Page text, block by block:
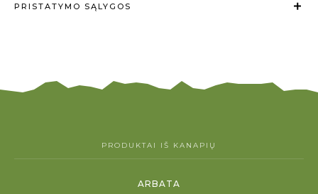
PRISTATYMO SĄLYGOS
PRODUKTAI IŠ KANAPIŲ
ARBATA